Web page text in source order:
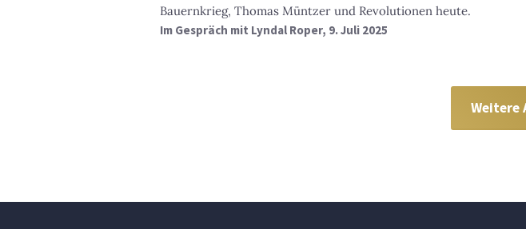
Bauernkrieg, Thomas Müntzer und Revolutionen heute.
Im Gespräch mit Lyndal Roper, 9. Juli 2025
Weitere